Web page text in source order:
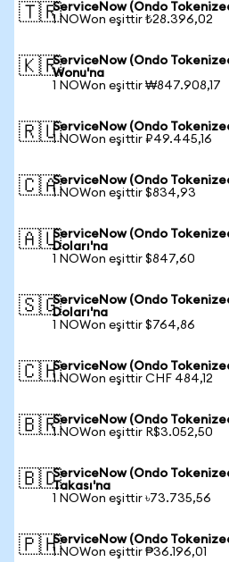
🇹🇷ServiceNow (Ondo
1 NOWon eşittir ₺28.396,02
🇰🇷ServiceNow (Ondo
Wonu'na
1 NOWon eşittir ₩847.908,17
🇷🇺ServiceNow (Ondo
1 NOWon eşittir ₽49.445,16
🇨🇦ServiceNow (Ondo
1 NOWon eşittir $834,93
🇦🇺ServiceNow (Ondo
Doları'na
1 NOWon eşittir $847,60
🇸🇬ServiceNow (Ondo
Doları'na
1 NOWon eşittir $764,86
🇨🇭ServiceNow (Ondo
1 NOWon eşittir CHF 484,12
🇧🇷ServiceNow (Ondo
1 NOWon eşittir R$3.052,50
🇧🇩ServiceNow (Ondo
Takası'na
1 NOWon eşittir ৳73.735,56
🇵🇭ServiceNow (Ondo
1 NOWon eşittir ₱36.196,01